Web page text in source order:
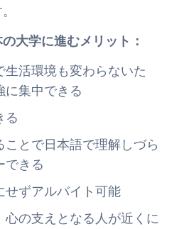
大学に進むメリット：
生活環境も変わらないた
に集中できる
る
とで日本語で理解しづら
できる
せずアルバイト可能
心の支えとなる人が近くに